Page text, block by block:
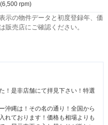
rpm)
示の物件データと初度登録年、価
販売店にご確認ください。
！是非店舗にて拝見下さい！特選
沖縄は！その名の通り！全国から
れております！価格も相場よりも